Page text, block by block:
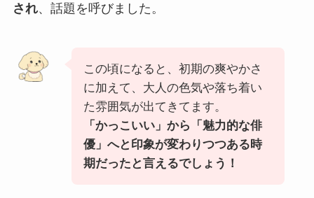
され、話題を呼びました。
この頃になると、初期の爽やかさ
に加えて、大人の色気や落ち着い
た雰囲気が出てきてます。
「かっこいい」から「魅力的な俳
優」へと印象が変わりつつある時
期だったと言えるでしょう！